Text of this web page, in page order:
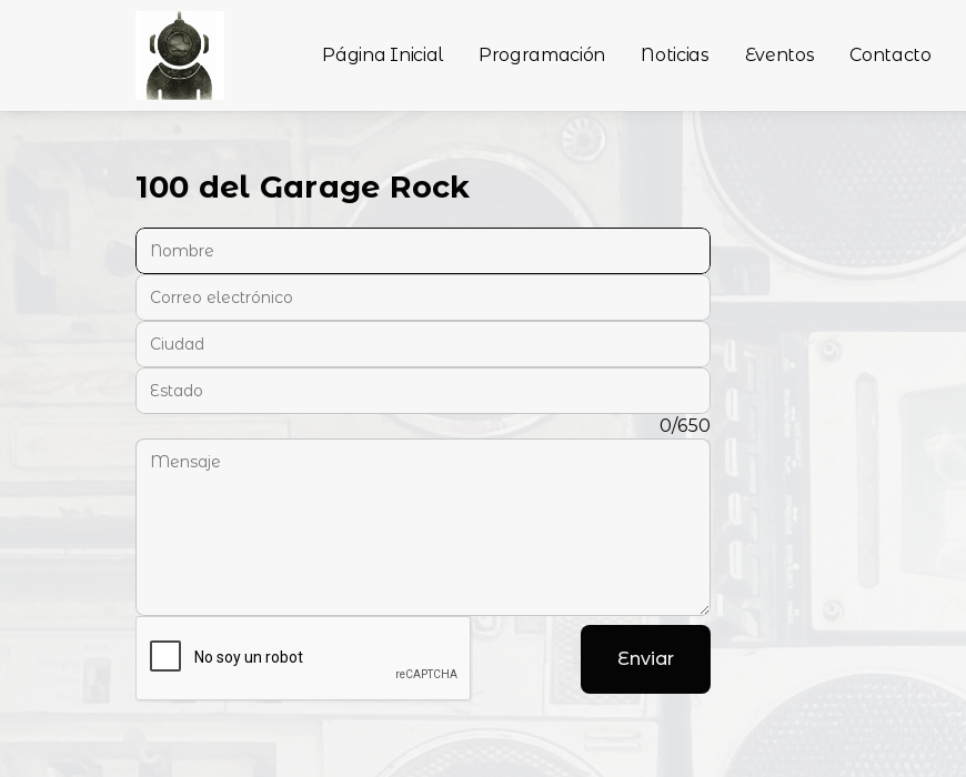
Página Inicial Programación Noticias Eventos Contacto
100 del Garage Rock
Nombre:
Correo electrónico:
Ciudad:
Estado:
0/650
Enviar